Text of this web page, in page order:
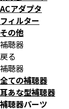
ACアダプタ
フィルター
その他
補聴器
戻る
補聴器
全ての補聴器
耳あな型補聴器
補聴器パーツ